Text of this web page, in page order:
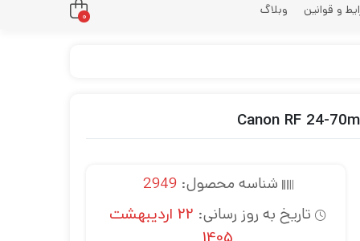
و قوانین وبلاگ 0
شناسه محصول:2949
تاریخ به روز رسانی:
22 اردیبهشت